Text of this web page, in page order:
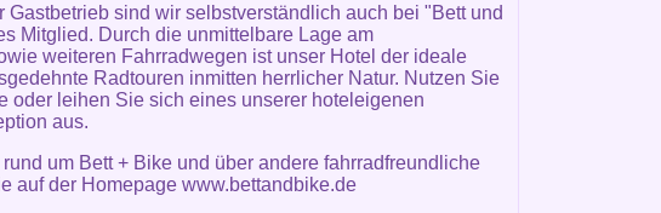
Gastbetrieb sind wir selbstverständlich auch bei "Bett und
Mitglied. Durch die unmittelbare Lage am
weiteren Fahrradwegen ist unser Hotel der ideale
Radtouren inmitten herrlicher Natur. Nutzen Sie
oder leihen Sie sich eines unserer hoteleigenen
aus.
um Bett + Bike und über andere fahrradfreundliche
auf der Homepage www.bettandbike.de